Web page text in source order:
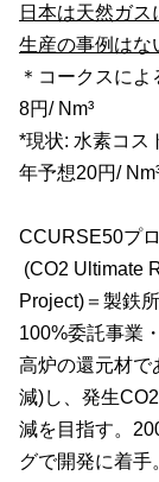
日本は天然ガ
生産の事例はな
＊コークスに
8円/ Nm³
*現状: 水素コス
年予想20円/ Nm
CCURSE50プ
(CO2 Ultimate
Project)＝製鉄
100%委託事業
高炉の還元材で
減)し、発生CO2
減を目指す。
グで開発に着手